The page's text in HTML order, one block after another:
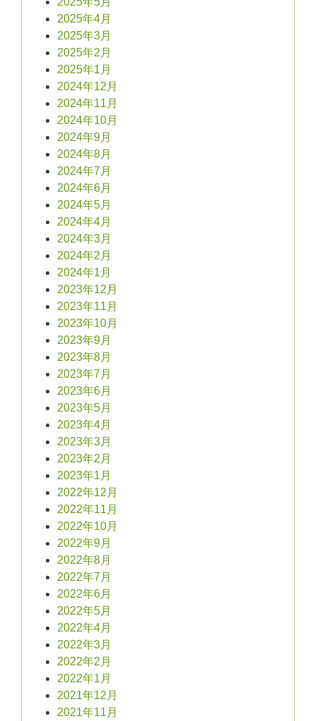
2025年4月
2025年3月
2025年2月
2025年1月
2024年12月
2024年11月
2024年10月
2024年9月
2024年8月
2024年7月
2024年6月
2024年5月
2024年4月
2024年3月
2024年2月
2024年1月
2023年12月
2023年11月
2023年10月
2023年9月
2023年8月
2023年7月
2023年6月
2023年5月
2023年4月
2023年3月
2023年2月
2023年1月
2022年12月
2022年11月
2022年10月
2022年9月
2022年8月
2022年7月
2022年6月
2022年5月
2022年4月
2022年3月
2022年2月
2022年1月
2021年12月
2021年11月